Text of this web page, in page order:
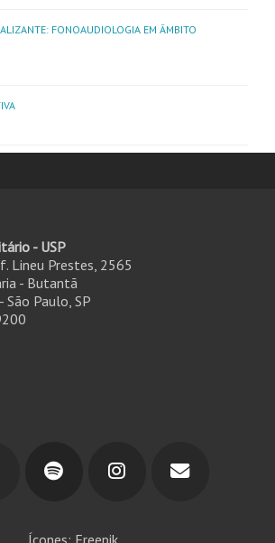
FONOAUDIOLOGIA EM ÂMBITO
- USP
Lineu Prestes, 2565
- Butantã
Paulo, SP